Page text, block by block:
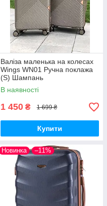
Валіза маленька на колесах
Wings WN01 Ручна поклажа
(S) Шампань
В наявності
1 450 ₴ 1 699 ₴
Купити
Новинка –11%